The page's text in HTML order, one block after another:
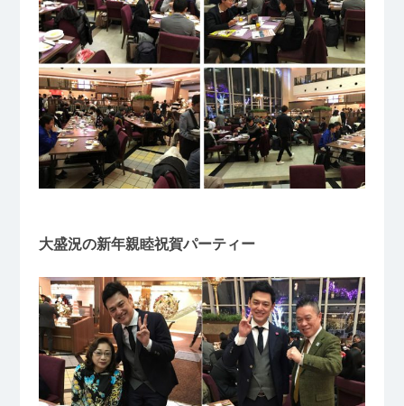
大盛況の新年親睦祝賀パーティー